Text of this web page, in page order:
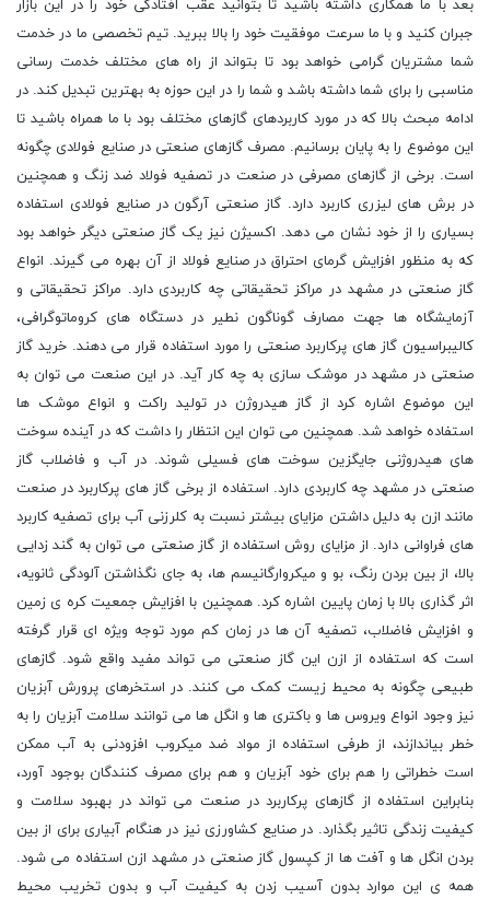
بعد با ما همکاری داشته باشید تا بتوانید عقب افتادگی خود را در این بازار
جبران کنید و با ما سرعت موفقیت خود را بالا ببرید. تیم تخصصی ما در خدمت
شما مشتریان گرامی خواهد بود تا بتواند از راه های مختلف خدمت رسانی
مناسبی را برای شما داشته باشد و شما را در این حوزه به بهترین تبدیل کند. در
ادامه مبحث بالا که در مورد کاربردهای گازهای مختلف بود با ما همراه باشید تا
این موضوع را به پایان برسانیم. مصرف گازهای صنعتی در صنایع فولادی چگونه
است. برخی از گازهای مصرفی در صنعت در تصفیه فولاد ضد زنگ و همچنین
در برش های لیزری کاربرد دارد. گاز صنعتی آرگون در صنایع فولادی استفاده
بسیاری را از خود نشان می دهد. اکسیژن نیز یک گاز صنعتی دیگر خواهد بود
که به منظور افزایش گرمای احتراق در صنایع فولاد از آن بهره می گیرند. انواع
گاز صنعتی در مشهد در مراکز تحقیقاتی چه کاربردی دارد. مراکز تحقیقاتی و
آزمایشگاه ها جهت مصارف گوناگون نطیر در دستگاه های کروماتوگرافی،
کالیبراسیون گاز های پرکاربرد صنعتی را مورد استفاده قرار می دهند. خرید گاز
صنعتی در مشهد در موشک سازی به چه کار آید. در این صنعت می توان به
این موضوع اشاره کرد از گاز هیدروژن در تولید راکت و انواع موشک ها
استفاده خواهد شد. همچنین می توان این انتظار را داشت که در آینده سوخت
های هیدروژنی جایگزین سوخت های فسیلی شوند. در آب و فاضلاب گاز
صنعتی در مشهد چه کاربردی دارد. استفاده از برخی گاز های پرکاربرد در صنعت
مانند ازن به دلیل داشتن مزایای بیشتر نسبت به کلرزنی آب برای تصفیه کاربرد
های فراوانی دارد. از مزایای روش استفاده از گاز صنعتی می توان به گند زدایی
بالا، از بین بردن رنگ، بو و میکروارگانیسم ها، به جای نگذاشتن آلودگی ثانویه،
اثر گذاری بالا با زمان پایین اشاره کرد. همچنین با افزایش جمعیت کره ی زمین
و افزایش فاضلاب، تصفیه آن ها در زمان کم مورد توجه ویژه ای قرار گرفته
است که استفاده از ازن این گاز صنعتی می تواند مفید واقع شود. گازهای
طبیعی چگونه به محیط زیست کمک می کنند. در استخرهای پرورش آبزیان
نیز وجود انواع ویروس ها و باکتری ها و انگل ها می توانند سلامت آبزیان را به
خطر بیاندازند، از طرفی استفاده از مواد ضد میکروب افزودنی به آب ممکن
است خطراتی را هم برای خود آبزیان و هم برای مصرف کنندگان بوجود آورد،
بنابراین استفاده از گازهای پرکاربرد در صنعت می تواند در بهبود سلامت و
کیفیت زندگی تاثیر بگذارد. در صنایع کشاورزی نیز در هنگام آبیاری برای از بین
بردن انگل ها و آفت ها از کپسول گاز صنعتی در مشهد ازن استفاده می شود.
همه ی این موارد بدون آسیب زدن به کیفیت آب و بدون تخریب محیط